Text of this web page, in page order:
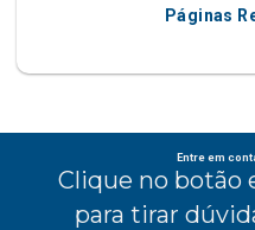
Páginas
Entre em
Clique no botão
para tirar